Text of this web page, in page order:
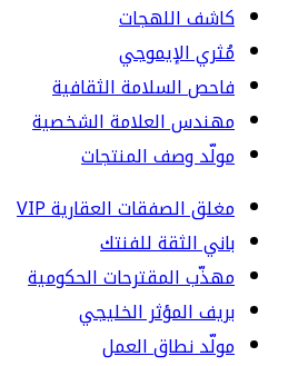
كاشف اللهجات
مُثري الإيموجي
فاحص السلامة الثقافية
مهندس العلامة الشخصية
مولّد وصف المنتجات
مغلق الصفقات العقارية VIP
باني الثقة للفنتك
مهذّب المقترحات الحكومية
بريف المؤثر الخليجي
مولّد نطاق العمل